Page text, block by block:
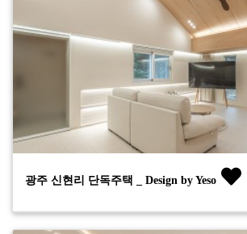
광주 신현리 단독주택 _ Design by Yeso